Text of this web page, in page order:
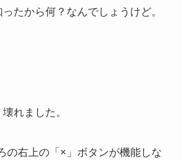
たから何？なんでしょうけど。
れました。
の右上の「×」ボタンが機能しな